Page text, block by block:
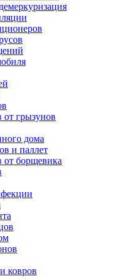
от грызунов
дома
и паллет
от борщевика
ковров